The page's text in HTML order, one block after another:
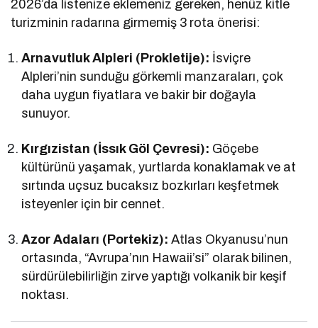
2026’da listenize eklemeniz gereken, henüz kitle
turizminin radarına girmemiş 3 rota önerisi:
Arnavutluk Alpleri (Prokletije): İsviçre
Alpleri’nin sunduğu görkemli manzaraları, çok
daha uygun fiyatlara ve bakir bir doğayla
sunuyor.
Kırgızistan (İssık Göl Çevresi): Göçebe
kültürünü yaşamak, yurtlarda konaklamak ve at
sırtında uçsuz bucaksız bozkırları keşfetmek
isteyenler için bir cennet.
Azor Adaları (Portekiz): Atlas Okyanusu’nun
ortasında, “Avrupa’nın Hawaii’si” olarak bilinen,
sürdürülebilirliğin zirve yaptığı volkanik bir keşif
noktası.